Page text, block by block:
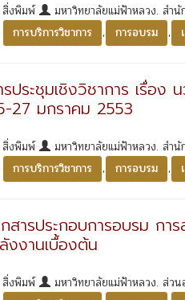
งพิมพ์ มหาวิทยาลัยแม่ฟ้าหลวง. สำนั
การบริการวิชาการ
, การอบรม ,
รประชุมเชิงวิชาการ เรื่อ
27 มกราคม 2553
งพิมพ์ มหาวิทยาลัยแม่ฟ้าหลวง. สำนั
การบริการวิชาการ
, การอบรม ,
กสารประกอบการอบรม ก
งงานเบื้องต้น
งพิมพ์ มหาวิทยาลัยแม่ฟ้าหลวง. ส่วน